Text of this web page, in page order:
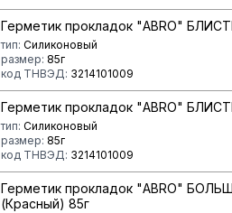
Герметик прокладок "ABRO"
тип: Силиконовый
размер: 85г
код ТНВЭД: 3214101009
Герметик прокладок "ABRO"
тип: Силиконовый
размер: 85г
код ТНВЭД: 3214101009
Герметик прокладок "ABRO"
(Красный) 85г